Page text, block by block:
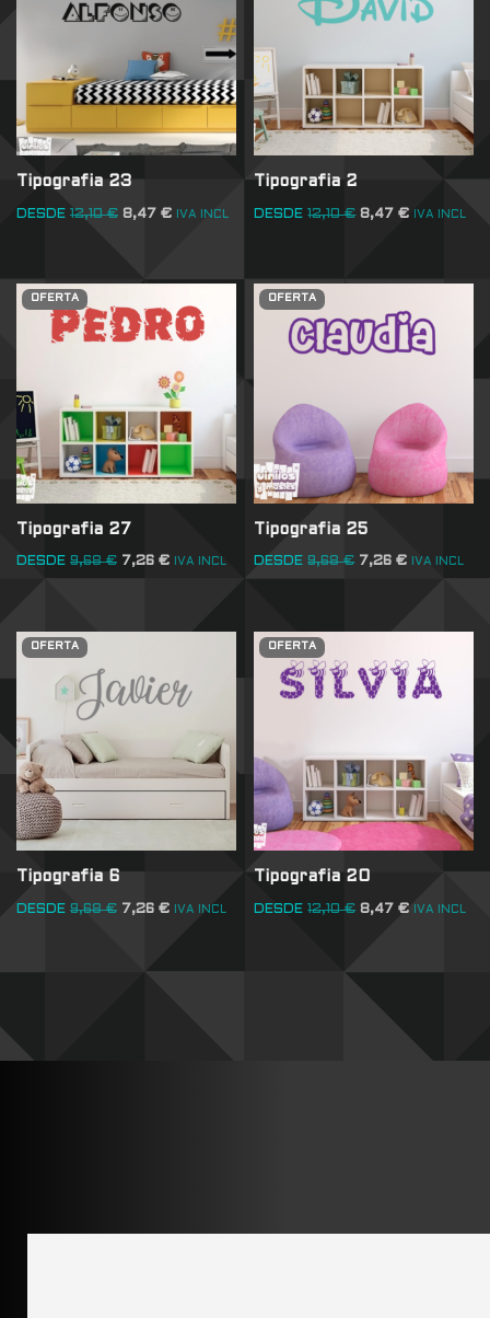
Tipografia 23
DESDE 12,10€ 8,47 € IVA INCL
Tipografia 2
DESDE 12,10€ 8,47€ IVA INCL
OFERTA
Tipografia 27
DESDE 9,68€ 7,26 € IVA INCL
OFERTA
Tipografia 25
DESDE 9,68€ 7,26€ IVA INCL
OFERTA
Tipografia 6
DESDE 9,68€ 7,26 € IVA INCL
OFERTA
Tipografia 20
DESDE 12,10€ 8,47€ IVA INCL